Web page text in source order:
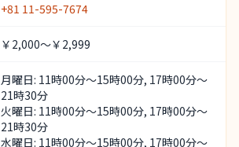
+81 11-595-7674
￥2,000～￥2,999
月曜日: 11時00分～15時00分, 17時00分～
21時30分
火曜日: 11時00分～15時00分, 17時00分～
21時30分
水曜日: 11時00分～15時00分, 17時00分～